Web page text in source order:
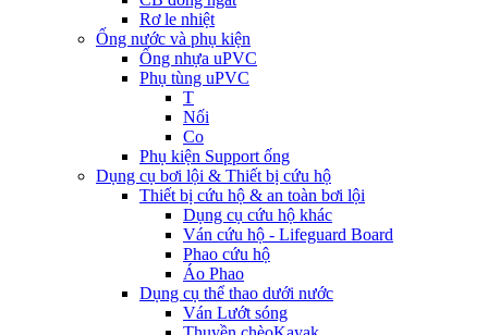
Rơ le nhiệt
Ống nước và phụ kiện
Ống nhựa uPVC
Phụ tùng uPVC
T
Nối
Co
Phụ kiện Support ống
Dụng cụ bơi lội & Thiết bị cứu hộ
Thiết bị cứu hộ & an toàn bơi lội
Dụng cụ cứu hộ khác
Ván cứu hộ - Lifeguard Board
Phao cứu hộ
Áo Phao
Dụng cụ thể thao dưới nước
Ván Lướt sóng